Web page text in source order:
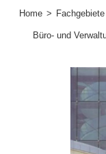
Home > Fachgebiete
Büro- und